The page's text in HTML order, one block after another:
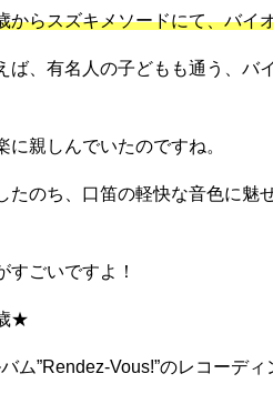
からスズキメソードにて、バイ
ば、有名人の子どもも通う、バ
親しんでいたのですね。
たのち、口笛の軽快な音色に魅
すごいですよ！
★
ム”Rendez-Vous!”のレコーディ